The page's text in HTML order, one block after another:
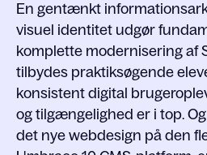
En gentænkt
visuel identitet udgør
komplette modernisering af
tilbydes praktiksøgende
konsistent digital
og tilgængelighed er i top.
det nye webdesign på den